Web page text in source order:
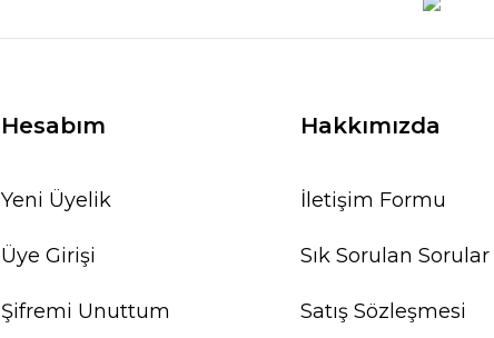
Hesabım
Yeni Üyelik
Üye Girişi
Şifremi Unuttum
Hakkımızda
İletişim Formu
Sık Sorulan Sorular
Satış Sözleşmesi